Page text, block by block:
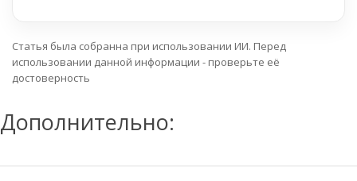
Статья была собранна при использовании ИИ. Перед
использовании данной информации - проверьте её
достоверность
Дополнительно: